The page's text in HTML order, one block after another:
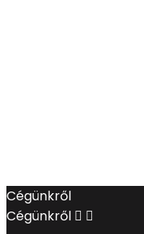
Cégünkről
Cégünkről  